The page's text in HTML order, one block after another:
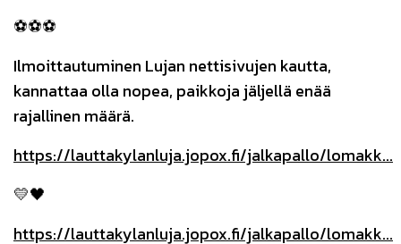
⚽️⚽️⚽️
Ilmoittautuminen Lujan nettisivujen kautta,
kannattaa olla nopea, paikkoja jäljellä enää
rajallinen määrä.
https://lauttakylanluja.jopox.fi/jalkapallo/lomakk...
💛🖤
https://lauttakylanluja.jopox.fi/jalkapallo/lomakk...